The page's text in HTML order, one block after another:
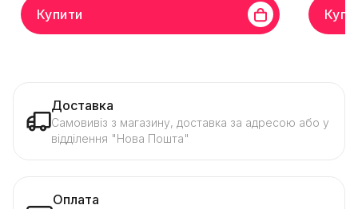
Купити
Доставка
Самовивіз з магазину, доставка за адресою або у
відділення "Нова Пошта"
Оплата